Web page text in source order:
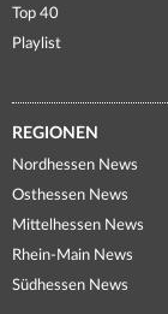
Top 40
Playlist
REGIONEN
Nordhessen News
Osthessen News
Mittelhessen News
Rhein-Main News
Südhessen News